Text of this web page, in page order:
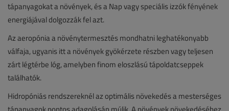
tápanyagokat a növények, és a Nap vagy speciális izzók fényének
energiájával dolgozzák fel azt.
Az aeropónia a növénytermesztés mondhatni leghatékonyabb
válfaja, ugyanis itt a növények gyökérzete részben vagy teljesen
zárt légtérbe lóg, amelyben finom eloszlású tápoldatcseppek
találhatók.
Hidropóniás rendszereknél az optimális növekedés a mesterséges